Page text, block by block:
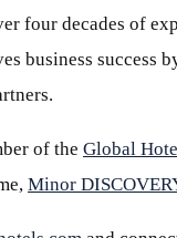
four decades of
business success
of the Global
Minor